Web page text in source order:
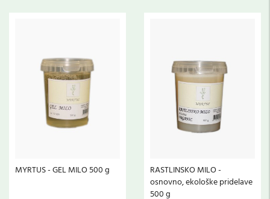
MYRTUS - GEL MILO 500 g
RASTLINSKO MILO -
osnovno, ekološke pridelave
500 g